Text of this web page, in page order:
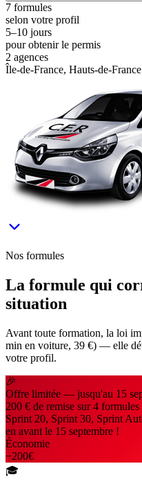
7 formules
selon votre profil
5–10 jours
pour obtenir le permis
2 agences
Île-de-France, Hauts-de-
Nos formules
La formule qui
situation
Avant toute formation, la loi
min en voiture, 39 €) — elle
votre profil.
🎉
Offre limitée — jusqu'au 15
200 € de remise sur 4
Sprint 20, Sprint 30, Sprint
en avant le 15 septembre !
Économie
−200€
🎓